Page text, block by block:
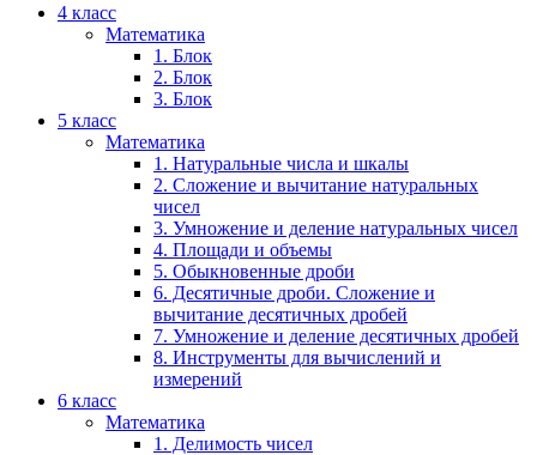
4 класс
Математика
1. Блок
2. Блок
3. Блок
5 класс
Математика
1. Натуральные числа и шкалы
2. Сложение и вычитание натуральных
чисел
3. Умножение и деление натуральных чисел
4. Площади и объемы
5. Обыкновенные дроби
6. Десятичные дроби. Сложение и
вычитание десятичных дробей
7. Умножение и деление десятичных дробей
8. Инструменты для вычислений и
измерений
6 класс
Математика
1. Делимость чисел